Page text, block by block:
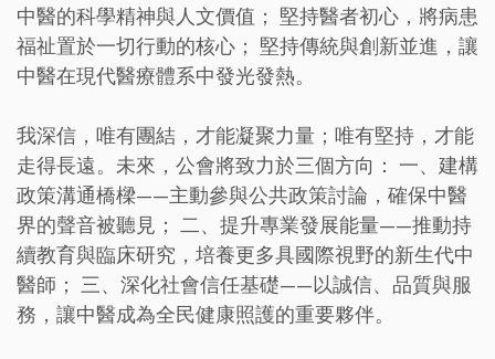
中醫的科學精神與人文價值； 堅持醫者初心，將病患
福祉置於一切行動的核心； 堅持傳統與創新並進，讓
中醫在現代醫療體系中發光發熱。
我深信，唯有團結，才能凝聚力量；唯有堅持，才能
走得長遠。未來，公會將致力於三個方向： 一、建構
政策溝通橋樑——主動參與公共政策討論，確保中醫
界的聲音被聽見； 二、提升專業發展能量——推動持
續教育與臨床研究，培養更多具國際視野的新生代中
醫師； 三、深化社會信任基礎——以誠信、品質與服
務，讓中醫成為全民健康照護的重要夥伴。